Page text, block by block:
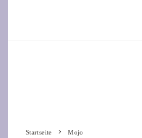
Startseite Mojo